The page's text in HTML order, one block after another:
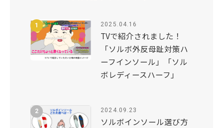
2025.04.16
TVで紹介されました！
「ソルボ外反母趾対策ハ
ーフインソール」「ソル
ボレディースハーフ」
2024.09.23
ソルボインソール選び方